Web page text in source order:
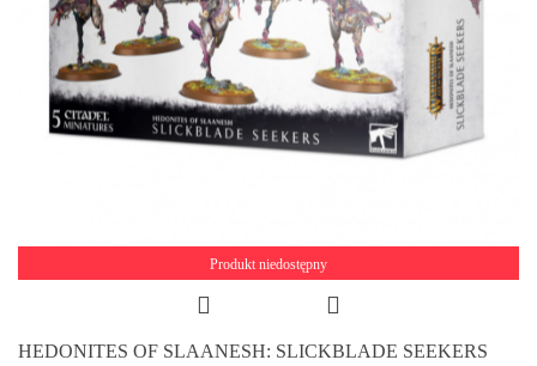
Produkt niedostępny
HEDONITES OF SLAANESH: SLICKBLADE SEEKERS